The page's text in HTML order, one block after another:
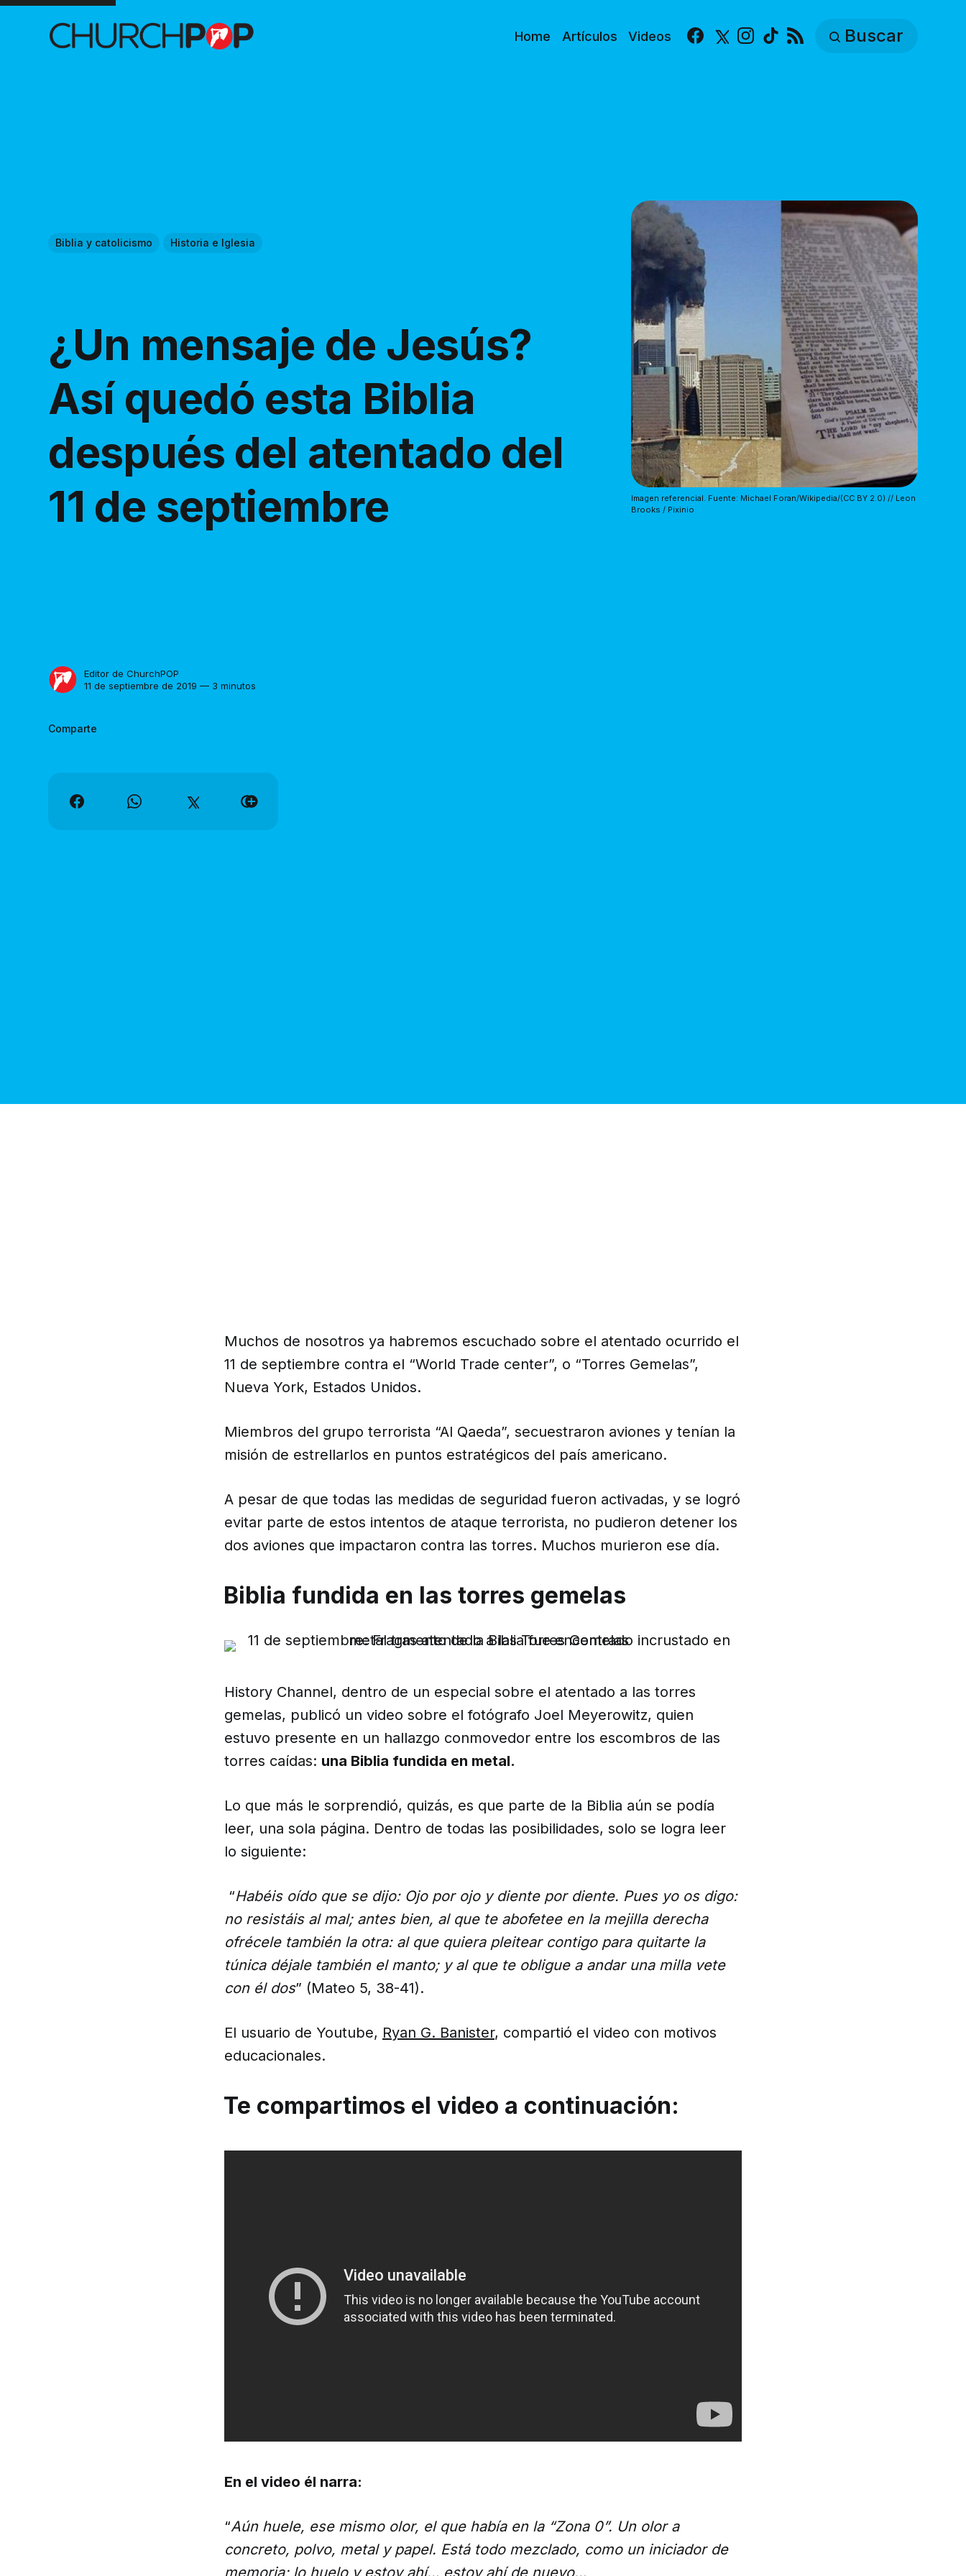
Home Artículos Videos Facebook
X Instagram
TikTok Buscar
Biblia y catolicismo Historia e Iglesia
¿Un mensaje de Jesús?
Así quedó esta Biblia
después del atentado del
11 de septiembre
Editor de ChurchPOP
11 de septiembre de 2019 — 3 minutos
Comparte
Imagen referencial. Fuente: Michael Foran/Wikipedia/(CC BY 2.0) // Leon
Brooks / Pixinio
Muchos de nosotros ya habremos escuchado sobre el atentado ocurrido el
11 de septiembre contra el “World Trade center”, o “Torres Gemelas”,
Nueva York, Estados Unidos.
Miembros del grupo terrorista “Al Qaeda”, secuestraron aviones y tenían la
misión de estrellarlos en puntos estratégicos del país americano.
A pesar de que todas las medidas de seguridad fueron activadas, y se logró
evitar parte de estos intentos de ataque terrorista, no pudieron detener los
dos aviones que impactaron contra las torres. Muchos murieron ese día.
Biblia fundida en las torres gemelas
History Channel, dentro de un especial sobre el atentado a las torres
gemelas, publicó un video sobre el fotógrafo Joel Meyerowitz, quien
estuvo presente en un hallazgo conmovedor entre los escombros de las
torres caídas: una Biblia fundida en metal.
Lo que más le sorprendió, quizás, es que parte de la Biblia aún se podía
leer, una sola página. Dentro de todas las posibilidades, solo se logra leer
lo siguiente:
“Habéis oído que se dijo: Ojo por ojo y diente por diente. Pues yo os digo:
no resistáis al mal; antes bien, al que te abofetee en la mejilla derecha
ofrécele también la otra: al que quiera pleitear contigo para quitarte la
túnica déjale también el manto; y al que te obligue a andar una milla vete
con él dos” (Mateo 5, 38-41).
El usuario de Youtube, Ryan G. Banister, compartió el video con motivos
educacionales.
Te compartimos el video a continuación:
En el video él narra:
“Aún huele, ese mismo olor, el que había en la “Zona 0”. Un olor a
concreto, polvo, metal y papel. Está todo mezclado, como un iniciador de
memoria; lo huelo y estoy ahí… estoy ahí de nuevo…